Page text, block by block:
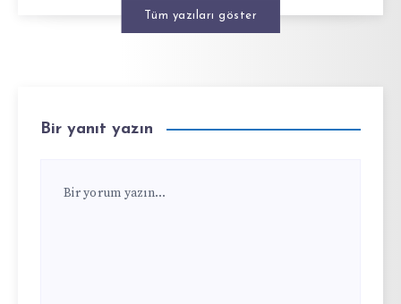
Tüm yazıları göster
Bir yanıt yazın